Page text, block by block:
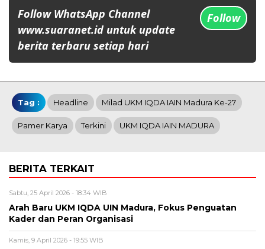
Follow WhatsApp Channel
www.suaranet.id untuk update
berita terbaru setiap hari
Follow
Tag : Headline Milad UKM IQDA IAIN Madura Ke-27
Pamer Karya Terkini UKM IQDA IAIN MADURA
BERITA TERKAIT
Sabtu, 25 April 2026 - 18:34 WIB
Arah Baru UKM IQDA UIN Madura, Fokus Penguatan
Kader dan Peran Organisasi
Kamis, 9 April 2026 - 19:55 WIB